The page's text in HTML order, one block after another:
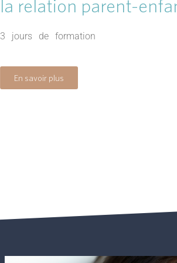
la relation parent-
3 jours de formation
En savoir plus